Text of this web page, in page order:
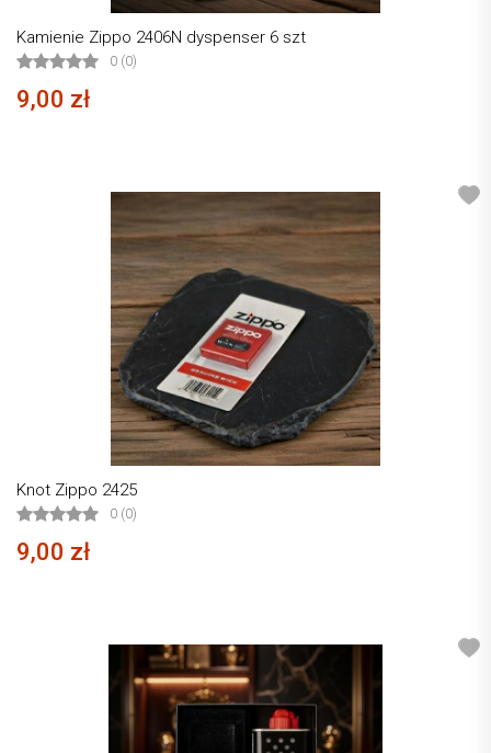
Kamienie Zippo 2406N dyspenser 6 szt
0 (0)
9,00 zł
Knot Zippo 2425
0 (0)
9,00 zł